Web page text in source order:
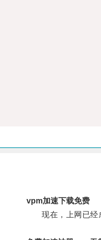
vpm加速下载免费
现在，上网已经成